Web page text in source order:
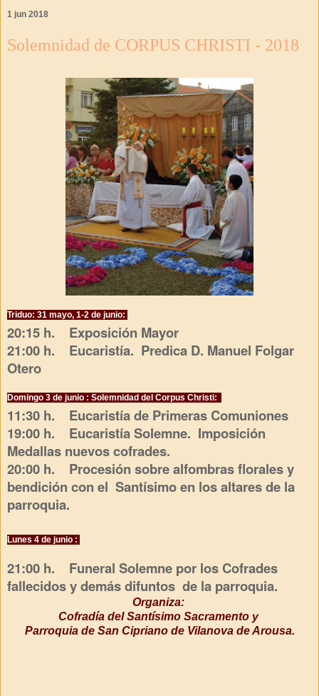
1 jun 2018
Solemnidad de CORPUS CHRISTI - 2018
Triduo: 31 mayo, 1-2 de junio:
20:15 h. Exposición Mayor
21:00 h. Eucaristía. Predica D. Manuel Folgar
Otero
Domingo 3 de junio : Solemnidad del Corpus Christi:
11:30 h. Eucaristía de Primeras Comuniones
19:00 h. Eucaristía Solemne. Imposición
Medallas nuevos cofrades.
20:00 h. Procesión sobre alfombras florales y
bendición con el Santísimo en los altares de la
parroquia.
Lunes 4 de junio :
21:00 h. Funeral Solemne por los Cofrades
fallecidos y demás difuntos de la parroquia.
Organiza:
Cofradía del Santísimo Sacramento y
Parroquia de San Cipriano de Vilanova de Arousa.